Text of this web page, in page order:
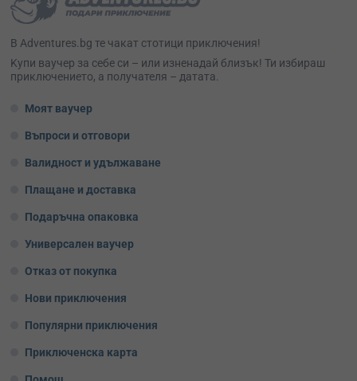
В Adventures.bg те чакат стотици приключения!
Kупи ваучер за себе си – или изненадай близък! Ти избираш
приключението, а получателя – датата.
Моят ваучер
Въпроси и отговори
Валидност и удължаване
Плащане и доставка
Подаръчна опаковка
Универсален ваучер
Отказ от покупка
Нови приключения
Популярни приключения
Приключенска карта